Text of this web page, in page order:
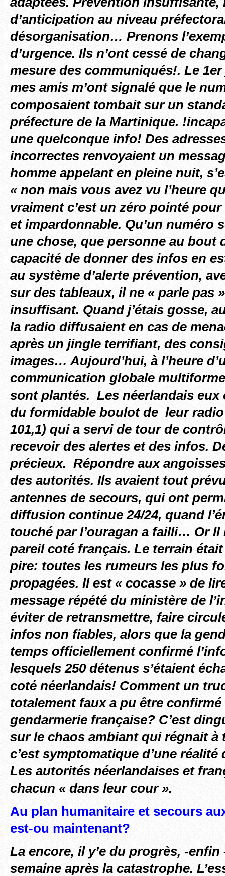
d’anticipation au niveau
désorganisation… Prenons
d’urgence. Ils n’ont cessé de
mesure des communiqués!. Le
mes amis m’ont signalé que le
composaient tombait sur un
préfecture de la Martinique.
une quelconque info! Des
incorrectes renvoyaient un
homme appelant en pleine nuit,
« non mais vous avez vu l’heure
vraiment c’est un zéro pointé
et impardonnable. Qu’un numéro
une chose, que personne au bout
capacité de donner des infos en
au système d’alerte prévention,
sur des tableaux, il ne « parle pas
insuffisant. Quand j’étais gosse,
la radio diffusaient en cas de
après un jingle terrifiant, des
images… Aujourd’hui, à l’heure
communication globale
sont plantés. Les néerlandais eux
du formidable boulot de leur
101,1) qui a servi de tour de
recevoir des alertes et des infos.
précieux. Répondre aux
des autorités. Ils avaient tout
antennes de secours, qui ont
diffusion continue 24/24, quand
touché par l’ouragan a failli… Or Il
pareil coté français. Le terrain
pire: toutes les rumeurs les plus
propagées. Il est « cocasse » de
message répété du ministère de
éviter de retransmettre, faire
infos non fiables, alors que la
temps officiellement confirmé
lesquels 250 détenus s’étaient
coté néerlandais! Comment un
totalement faux a pu être confirmé
gendarmerie française? C’est
sur le chaos ambiant qui régnait à
c’est symptomatique d’une réalité
Les autorités néerlandaises et
chacun « dans leur cour ».
Au plan humanitaire et secours
est-ou maintenant?
La encore, il y’e du progrès, -enfin
semaine après la catastrophe.